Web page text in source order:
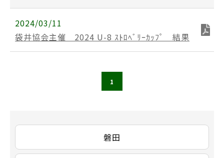
2024/03/11
袋井協会主催 2024 U-8 ｽﾄﾛﾍﾞﾘｰｶｯﾌﾟ 結果
1
磐田